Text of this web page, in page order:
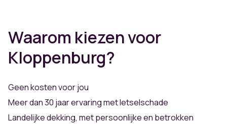
Waarom kiezen voor
Kloppenburg?
Geen kosten voor jou
Meer dan 30 jaar ervaring met letselschade
Landelijke dekking, met persoonlijke en betrokken